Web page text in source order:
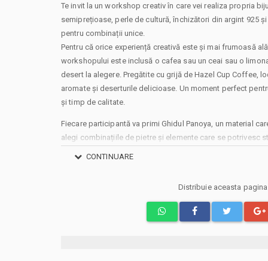
Te invit la un workshop creativ în care vei realiza propria
semiprețioase, perle de cultură, închizători din argint 925
pentru combinații unice.
Pentru că orice experiență creativă este și mai frumoasă
workshopului este inclusă o cafea sau un ceai sau o
desert la alegere. Pregătite cu grijă de Hazel Cup Coffee,
aromate și deserturile delicioase. Un moment perfect
și timp de calitate.
Fiecare participantă va primi Ghidul Panoya, un material
alegi combinațiile de pietre și elemente care se potrivesc
pietre naturale folosind o lupă gemologică, pentru a
Va fi o dimineață relaxată, cu cafea bună, inspirație,
CONTINUARE
Distribuie aceasta